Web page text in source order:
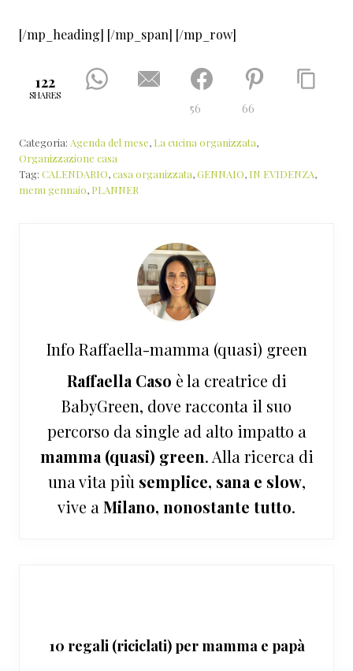
[/mp_heading] [/mp_span] [/mp_row]
122
SHARES
56 66
Categoria: Agenda del mese, La cucina organizzata,
Organizzazione casa
Tag: CALENDARIO,casa organizzata,GENNAIO, IN EVIDENZA,
menu gennaio, PLANNER
Info Raffaella-mamma (quasi) green
Raffaella Caso è la creatrice di
BabyGreen, dove racconta il suo
percorso da single ad alto impatto a
mamma (quasi) green. Alla ricerca di
una vita più semplice, sana e slow,
vive a Milano, nonostante tutto.
10 regali (riciclati) per mamma e papà